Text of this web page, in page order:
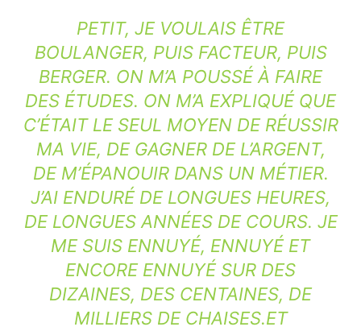
PETIT, JE VOULAIS ÊTRE
BOULANGER, PUIS FACTEUR, PUIS
BERGER. ON M’A POUSSÉ À FAIRE
DES ÉTUDES. ON M’A EXPLIQUÉ QUE
C’ÉTAIT LE SEUL MOYEN DE RÉUSSIR
MA VIE, DE GAGNER DE L’ARGENT,
DE M’ÉPANOUIR DANS UN MÉTIER.
J’AI ENDURÉ DE LONGUES HEURES,
DE LONGUES ANNÉES DE COURS. JE
ME SUIS ENNUYÉ, ENNUYÉ ET
ENCORE ENNUYÉ SUR DES
DIZAINES, DES CENTAINES, DE
MILLIERS DE CHAISES.ET